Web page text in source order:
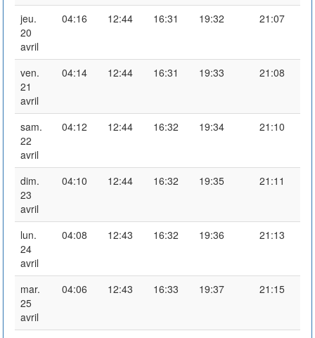
jeu.
20
avril
04:16 12:44 16:31 19:32 21:07
ven.
21
avril
04:14 12:44 16:31 19:33 21:08
sam.
22
avril
04:12 12:44 16:32 19:34 21:10
dim.
23
avril
04:10 12:44 16:32 19:35 21:11
lun.
24
avril
04:08 12:43 16:32 19:36 21:13
mar.
25
avril
04:06 12:43 16:33 19:37 21:15